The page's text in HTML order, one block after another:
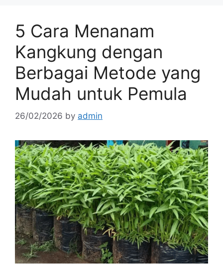
5 Cara Menanam
Kangkung dengan
Berbagai Metode yang
Mudah untuk Pemula
26/02/2026 by admin